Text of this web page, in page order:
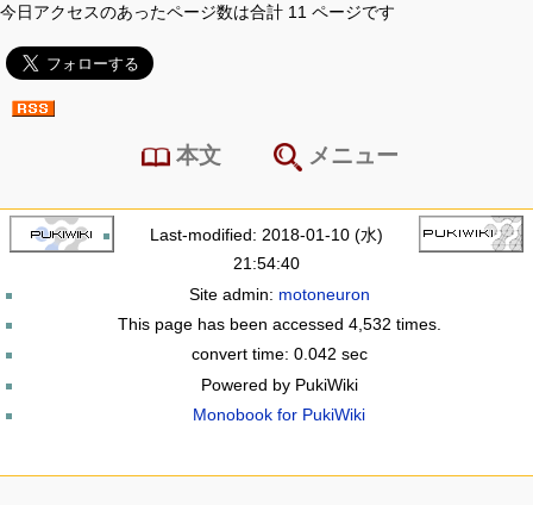
今日アクセスのあったページ数は合計 11 ページです
本文 メニュー
Last-modified: 2018-01-10 (水)
21:54:40
Site admin: motoneuron
This page has been accessed 4,532 times.
convert time: 0.042 sec
Powered by PukiWiki
Monobook for PukiWiki